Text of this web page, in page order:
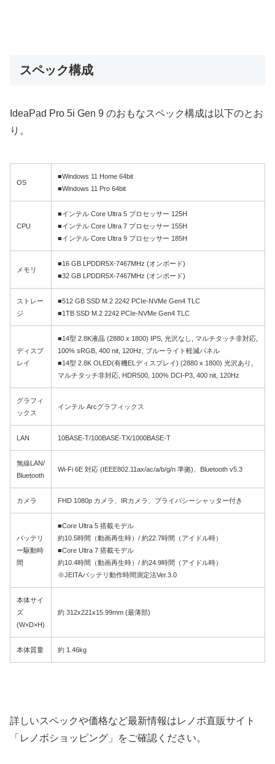
スペック構成
IdeaPad Pro 5i Gen 9 のおもなスペック構成は以下のとお
り。
OS
■Windows 11 Home 64bit
■Windows 11 Pro 64bit
CPU
■インテル Core Ultra 5 プロセッサー 125H
■インテル Core Ultra 7 プロセッサー 155H
■インテル Core Ultra 9 プロセッサー 185H
メモリ
■16 GB LPDDR5X-7467MHz (オンボード)
■32 GB LPDDR5X-7467MHz (オンボード)
ストレー
ジ
■512 GB SSD M.2 2242 PCIe-NVMe Gen4 TLC
■1TB SSD M.2 2242 PCIe-NVMe Gen4 TLC
ディスプ
レイ
■14型 2.8K液晶 (2880 x 1800) IPS, 光沢なし, マルチタッチ非対応,
100% sRGB, 400 nit, 120Hz, ブルーライト軽減パネル
■14型 2.8K OLED(有機ELディスプレイ) (2880 x 1800) 光沢あり,
マルチタッチ非対応, HDR500, 100% DCI-P3, 400 nit, 120Hz
グラフィ
ックス
インテル Arcグラフィックス
LAN 10BASE-T/100BASE-TX/1000BASE-T
無線LAN/
Bluetooth
Wi-Fi 6E 対応 (IEEE802.11ax/ac/a/b/g/n 準拠)、Bluetooth v5.3
カメラ FHD 1080p カメラ、IRカメラ、プライバシーシャッター付き
バッテリ
ー駆動時
間
■Core Ultra 5 搭載モデル
約10.5時間（動画再生時）/ 約22.7時間（アイドル時）
■Core Ultra 7 搭載モデル
約10.4時間（動画再生時）/ 約24.9時間（アイドル時）
※JEITAバッテリ動作時間測定法Ver.3.0
本体サイ
ズ
(W×D×H)
約 312x221x15.99mm (最薄部)
本体質量 約 1.46kg
詳しいスペックや価格など最新情報はレノボ直販サイト
「レノボショッピング」をご確認ください。